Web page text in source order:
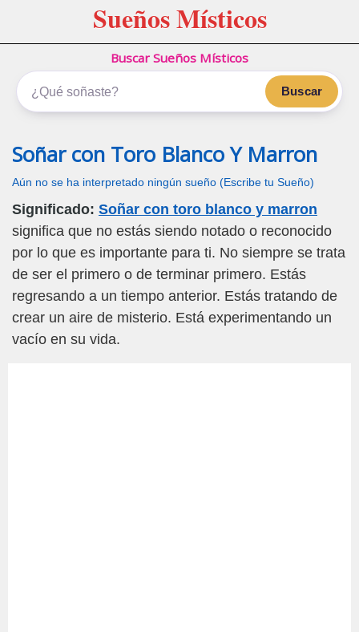
Sueños Místicos
Buscar Sueños Místicos
Buscar
Soñar con Toro Blanco Y Marron
Aún no se ha interpretado ningún sueño (Escribe tu Sueño)
Significado: Soñar con toro blanco y marron
significa que no estás siendo notado o reconocido
por lo que es importante para ti. No siempre se trata
de ser el primero o de terminar primero. Estás
regresando a un tiempo anterior. Estás tratando de
crear un aire de misterio. Está experimentando un
vacío en su vida.